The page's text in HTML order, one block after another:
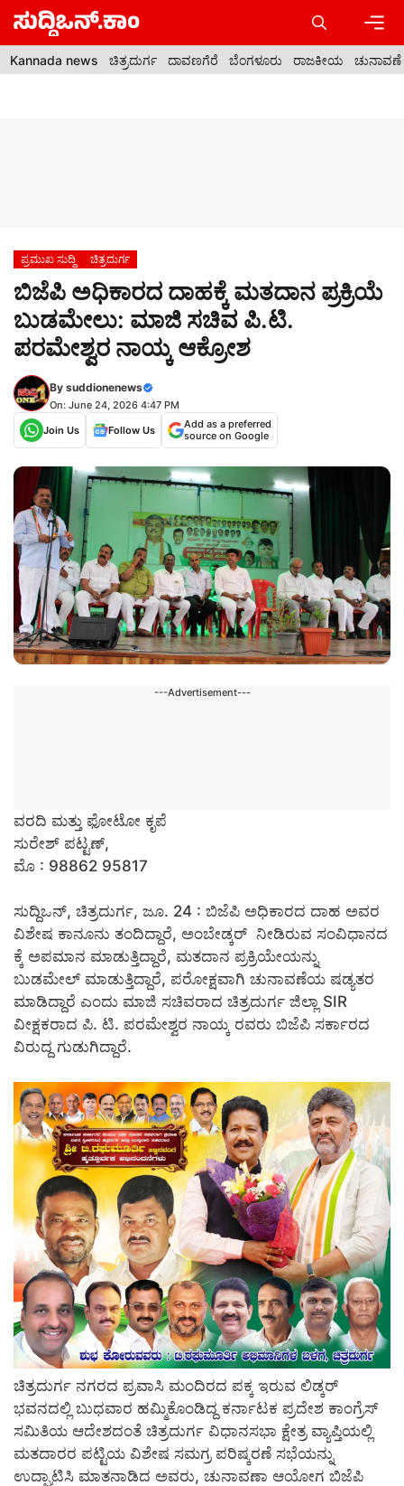
Skip
content
Kannada news ಚಿತ್ರದುರ್ಗ ದಾವಣಗೆರೆ ಬೆಂಗಳೂರು ರಾಜಕೀಯ ಚುನಾವಣೆ
ಪ್ರಮುಖ ಸುದ್ದಿ ಚಿತ್ರದುರ್ಗ
ಬಿಜೆಪಿ ಅಧಿಕಾರದ ದಾಹಕ್ಕೆ ಮತದಾನ ಪ್ರಕ್ರಿಯೆ
ಬುಡಮೇಲು: ಮಾಜಿ ಸಚಿವ ಪಿ.ಟಿ.
ಪರಮೇಶ್ವರ ನಾಯ್ಕ ಆಕ್ರೋಶ
By suddionenews
On: June 24, 2026 4:47 PM
Join Us
Follow Us
Add as a preferred
source on Google
---Advertisement---
ವರದಿ ಮತ್ತು ಫೋಟೋ ಕೃಪೆ
ಸುರೇಶ್ ಪಟ್ಟಣ್,
ಮೊ : 98862 95817
ಸುದ್ದಿಒನ್, ಚಿತ್ರದುರ್ಗ, ಜೂ. 24 : ಬಿಜೆಪಿ ಅಧಿಕಾರದ ದಾಹ ಅವರ
ವಿಶೇಷ ಕಾನೂನು ತಂದಿದ್ದಾರೆ, ಅಂಬೇಡ್ಕರ್ ನೀಡಿರುವ ಸಂವಿಧಾನದ
ಕ್ಕೆ ಅಪಮಾನ ಮಾಡುತ್ತಿದ್ದಾರೆ, ಮತದಾನ ಪ್ರಕ್ರಿಯೇಯನ್ನು
ಬುಡಮೇಲ್ ಮಾಡುತ್ತಿದ್ದಾರೆ, ಪರೋಕ್ಷವಾಗಿ ಚುನಾವಣೆಯ ಷಡ್ಯತರ
ಮಾಡಿದ್ದಾರೆ ಎಂದು ಮಾಜಿ ಸಚಿವರಾದ ಚಿತ್ರದುರ್ಗ ಜಿಲ್ಲಾ SIR
ವೀಕ್ಷಕರಾದ ಪಿ. ಟಿ. ಪರಮೇಶ್ವರ ನಾಯ್ಕ ರವರು ಬಿಜೆಪಿ ಸರ್ಕಾರದ
ವಿರುದ್ದ ಗುಡುಗಿದ್ದಾರೆ.
ಚಿತ್ರದುರ್ಗ ನಗರದ ಪ್ರವಾಸಿ ಮಂದಿರದ ಪಕ್ಕ ಇರುವ ಲಿಡ್ಕರ್
ಭವನದಲ್ಲಿ ಬುಧವಾರ ಹಮ್ಮಿಕೊಂಡಿದ್ದ ಕರ್ನಾಟಕ ಪ್ರದೇಶ ಕಾಂಗ್ರೆಸ್
ಸಮಿತಿಯ ಆದೇಶದಂತೆ ಚಿತ್ರದುರ್ಗ ವಿಧಾನಸಭಾ ಕ್ಷೇತ್ರ ವ್ಯಾಪ್ತಿಯಲ್ಲಿ
ಮತದಾರರ ಪಟ್ಟಿಯ ವಿಶೇಷ ಸಮಗ್ರ ಪರಿಷ್ಕರಣೆ ಸಭೆಯನ್ನು
ಉದ್ಘಾಟಿಸಿ ಮಾತನಾಡಿದ ಅವರು, ಚುನಾವಣಾ ಆಯೋಗ ಬಿಜೆಪಿ